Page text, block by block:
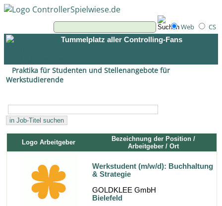
Web CS
Tummelplatz aller Controlling-Fans
Praktika für Studenten und Stellenangebote für
Werkstudierende
Logo Arbeitgeber
Bezeichnung der Position /
Arbeitgeber / Ort
Werkstudent (m/w/d): Buchhaltung
& Strategie
GOLDKLEE GmbH
Bielefeld